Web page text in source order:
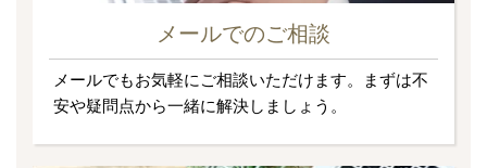
メールでのご相談
メールでもお気軽にご相談いただけます。まずは不
安や疑問点から一緒に解決しましょう。